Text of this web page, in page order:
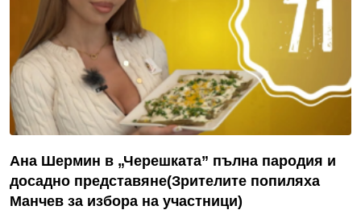
Ана Шермин в „Черешката” пълна пародия и
досадно представяне(Зрителите попиляха
Манчев за избора на участници)